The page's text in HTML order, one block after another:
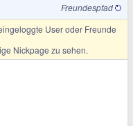
Freundespfad
User oder Freunde
Nickpage zu sehen.